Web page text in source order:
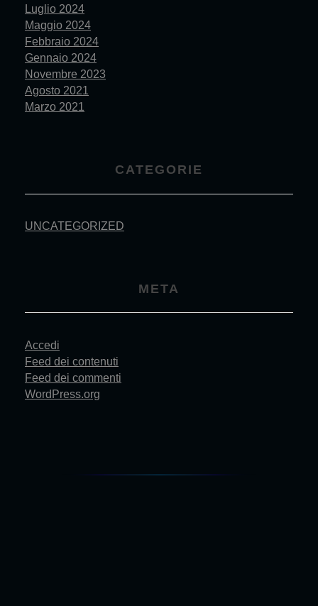
Luglio 2024
Maggio 2024
Febbraio 2024
Gennaio 2024
Novembre 2023
Agosto 2021
Marzo 2021
CATEGORIE
UNCATEGORIZED
META
Accedi
Feed dei contenuti
Feed dei commenti
WordPress.org